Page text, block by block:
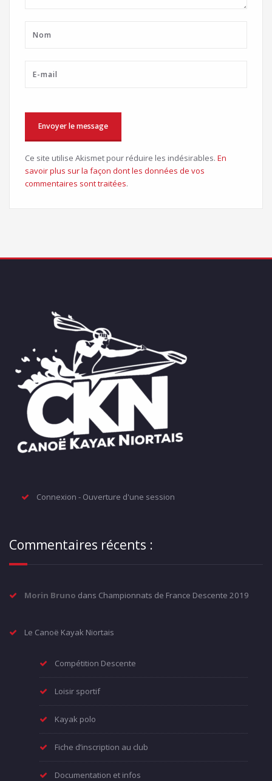
Ce site utilise Akismet pour réduire les indésirables. En
savoir plus sur la façon dont les données de vos
commentaires sont traitées.
Connexion - Ouverture d'une session
Commentaires récents :
Morin Bruno dans Championnats de France Descente 2019
Le Canoë Kayak Niortais
Compétition Descente
Loisir sportif
Kayak polo
Fiche d’inscription au club
Documentation et infos